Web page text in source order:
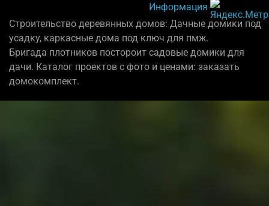
Информация
Строительство деревянных домов: Дачные домики под
усадку, каркасные дома под ключ для пмж.
Бригада плотников постороит садовые домики для
дачи. Каталог проектов с фото и ценами: заказать
домокомплект.